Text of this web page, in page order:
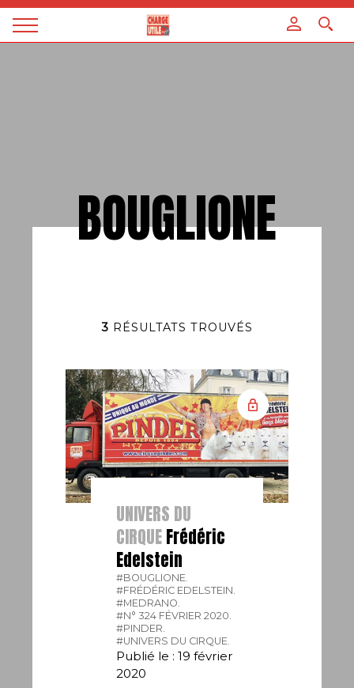
Magazine
BOUGLIONE
3 RÉSULTATS TROUVÉS
UNIVERS DU
CIRQUEFrédéric
Edelstein
#BOUGLIONE.
#FRÉDÉRIC EDELSTEIN.
#MEDRANO.
#N° 324 FÉVRIER 2020.
#PINDER.
#UNIVERS DU CIRQUE.
Publié le : 19 février
2020
Panneau de gestion des cookies